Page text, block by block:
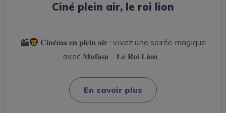
Ciné plein air, le roi lion
𝐂𝐢𝐧𝐞́𝐦𝐚 𝐞𝐧 𝐩𝐥𝐞𝐢𝐧 𝐚𝐢𝐫 : vivez une soirée magique
avec 𝐌𝐮𝐟𝐚𝐬𝐚 – 𝐋𝐞 𝐑𝐨𝐢 𝐋𝐢𝐨𝐧…
En savoir plus